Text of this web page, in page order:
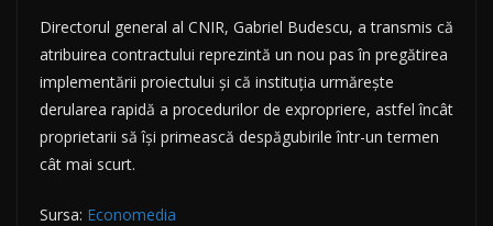
Directorul general al CNIR, Gabriel Budescu, a transmis că
atribuirea contractului reprezintă un nou pas în pregătirea
implementării proiectului și că instituția urmărește
derularea rapidă a procedurilor de expropriere, astfel încât
proprietarii să își primească despăgubirile într-un termen
cât mai scurt.
Sursa: Economedia